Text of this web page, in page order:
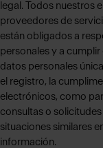
legal. Todos nuestros
proveedores de
están obligados a
personales y a
datos personales
el registro, la
electrónicos, como
consultas o
situaciones similares
información.